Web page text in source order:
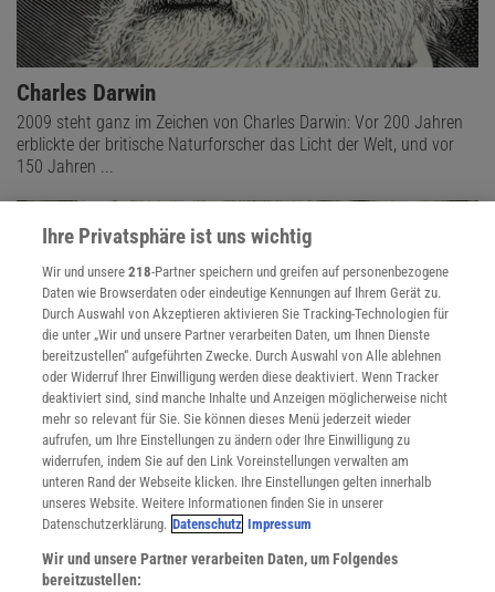
Charles Darwin
2009 steht ganz im Zeichen von Charles Darwin: Vor 200 Jahren
erblickte der britische Naturforscher das Licht der Welt, und vor
150 Jahren ...
Evolution
Evolution findet täglich statt - im Kleinen wie im Großen. Und auch
der Blick in die Vergangenheit ist lohnend, denn die Biologen füllen
immer mehr Lücken im Stammbaum des Lebens.
Ihre Privatsphäre ist uns wichtig
Wir und unsere218-Partner speichern und greifen auf personenbezogene
Daten wie Browserdaten oder eindeutige Kennungen auf Ihrem Gerät zu.
Durch Auswahl von Akzeptieren aktivieren Sie Tracking-Technologien für
die unter „Wir und unsere Partner verarbeiten Daten, um Ihnen Dienste
bereitzustellen“ aufgeführten Zwecke. Durch Auswahl von Alle ablehnen
oder Widerruf Ihrer Einwilligung werden diese deaktiviert. Wenn Tracker
deaktiviert sind, sind manche Inhalte und Anzeigen möglicherweise nicht
mehr so relevant für Sie. Sie können dieses Menü jederzeit wieder
aufrufen, um Ihre Einstellungen zu ändern oder Ihre Einwilligung zu
widerrufen, indem Sie auf den Link Voreinstellungen verwalten am
unteren Rand der Webseite klicken. Ihre Einstellungen gelten innerhalb
unseres Website. Weitere Informationen finden Sie in unserer
Datenschutzerklärung. Datenschutz Impressum
Wir und unsere Partner verarbeiten Daten, um Folgendes
bereitzustellen: